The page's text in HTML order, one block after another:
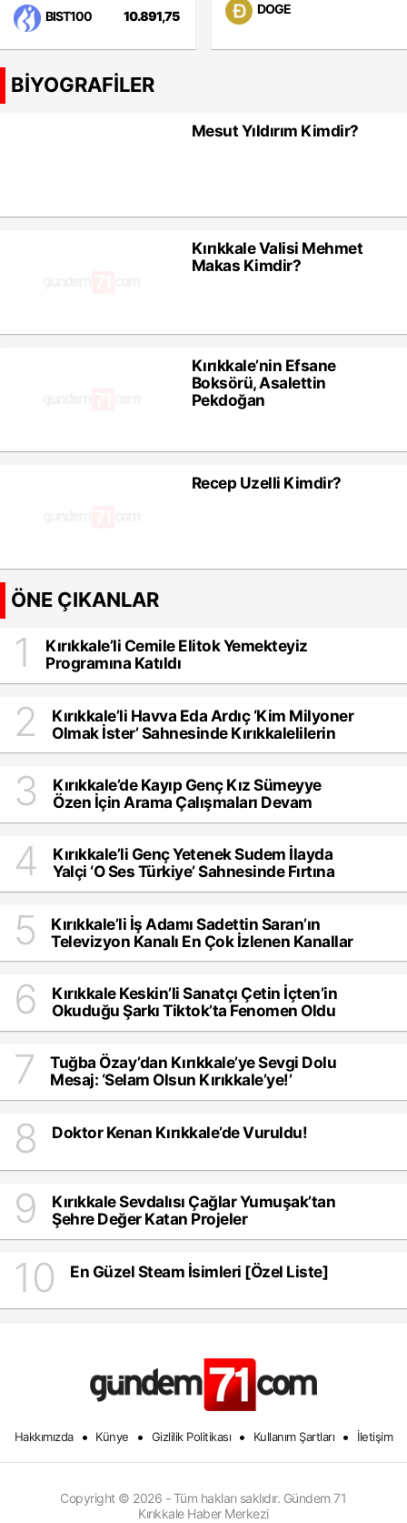
BIST100 10.891,75 DOGE
BİYOGRAFİLER
Mesut Yıldırım Kimdir?
Kırıkkale Valisi Mehmet
Makas Kimdir?
Kırıkkale’nin Efsane
Boksörü, Asalettin
Pekdoğan
Recep Uzelli Kimdir?
ÖNE ÇIKANLAR
1
Kırıkkale’li Cemile Elitok Yemekteyiz
Programına Katıldı
2
Kırıkkale’li Havva Eda Ardıç ‘Kim Milyoner
Olmak İster’ Sahnesinde Kırıkkalelilerin
Gönlünde Taht Kurdu
3
Kırıkkale’de Kayıp Genç Kız Sümeyye
Özen İçin Arama Çalışmaları Devam
Ediyor: Ailesi Müge Anlı’ya Katıldı
4
Kırıkkale’li Genç Yetenek Sudem İlayda
Yalçi ‘O Ses Türkiye’ Sahnesinde Fırtına
Estirdi
5
Kırıkkale’li İş Adamı Sadettin Saran’ın
Televizyon Kanalı En Çok İzlenen Kanallar
Arasına Girdi
6
Kırıkkale Keskin’li Sanatçı Çetin İçten’in
Okuduğu Şarkı Tiktok’ta Fenomen Oldu
7
Tuğba Özay’dan Kırıkkale’ye Sevgi Dolu
Mesaj: ‘Selam Olsun Kırıkkale’ye!’
8 Doktor Kenan Kırıkkale’de Vuruldu!
9
Kırıkkale Sevdalısı Çağlar Yumuşak’tan
Şehre Değer Katan Projeler
10 En Güzel Steam İsimleri [Özel Liste]
Hakkımızda • Künye • Gizlilik Politikası • Kullanım Şartları • İletişim
Copyright © 2026 - Tüm hakları saklıdır. Gündem 71
Kırıkkale Haber Merkezi